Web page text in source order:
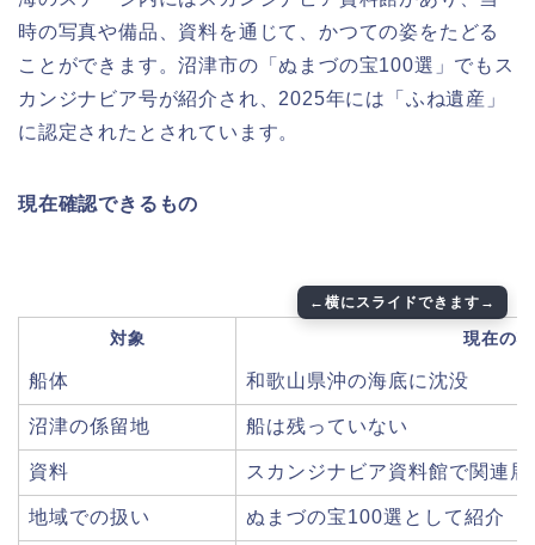
時の写真や備品、資料を通じて、かつての姿をたどる
ことができます。沼津市の「ぬまづの宝100選」でもス
カンジナビア号が紹介され、2025年には「ふね遺産」
に認定されたとされています。
現在確認できるもの
対象 現在の
船体 和歌山県沖の海底に沈没
沼津の係留地 船は残っていない
資料 スカンジナビア資料館で関連展
地域での扱い ぬまづの宝100選として紹介